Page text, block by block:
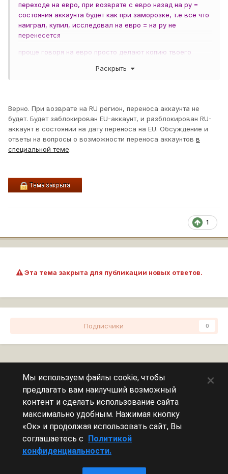
переходе на евро, при возврате с евро назад на ру =
состояния аккаунта будет как при заморозке, т.е все что
наиграл, купил, исследовал на евро = на ру не
перенесется
проще говоря на евро просто делают копию твоего
одинаковых,только один на евро и один такой же на ру,
кластера, а евро акк удалят со всеми плюшками и
прогрессом полученным на евро, переносить ни кто ни
чего не будет
Раскрыть
Верно. При возврате на RU регион, переноса аккаунта не
будет. Будет заблокирован EU-аккаунт, и разблокирован RU-
аккаунт в состоянии на дату переноса на EU. Обсуждение и
ответы на вопросы о возможности переноса аккаунтов в
специальной теме.
1
Эта тема закрыта для публикации новых ответов.
Подписчики 0
Сейчас на странице
Эту страницу никто не просматривает.
Мы используем файлы cookie, чтобы
предлагать вам наилучший возможный
контент и сделать использование сайта
максимально удобным. Нажимая кнопку
«Ок» и продолжая использовать сайт, Вы
соглашаетесь с Политикой
конфиденциальности.
×